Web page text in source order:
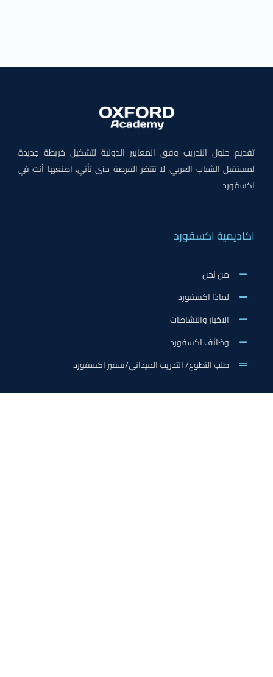
تقديم حلول التدريب وفق المعايير الدولية لتشكيل خريطة جديدة
لمستقبل الشباب العربي، لا تنتظر الفرصة حتى تأتي، اصنعها أنت في
اكسفورد
اكاديمية اكسفورد
من نحن
لماذا اكسفورد
الاخبار والنشاطات
وظائف اكسفورد
طلب التطوع/ التدريب الميداني/سفير اكسفورد